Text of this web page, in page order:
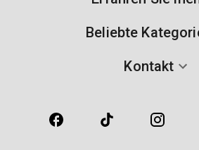
Beliebte
Kontakt